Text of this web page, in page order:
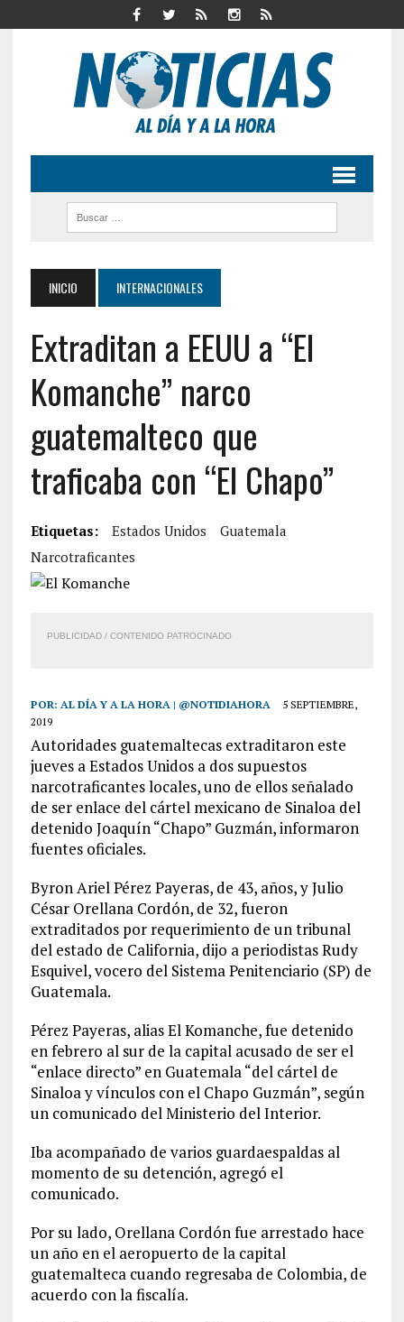
INICIO INTERNACIONALES
Extraditan a EEUU a “El
Komanche” narco
guatemalteco que
traficaba con “El Chapo”
Etiquetas: Estados Unidos
Guatemala
Narcotraficantes
PUBLICIDAD / CONTENIDO PATROCINADO
POR: AL DÍA Y A LA HORA | @NOTIDIAHORA
5 SEPTIEMBRE,
2019
Autoridades guatemaltecas extraditaron este
jueves a Estados Unidos a dos supuestos
narcotraficantes locales, uno de ellos señalado
de ser enlace del cártel mexicano de Sinaloa del
detenido Joaquín “Chapo” Guzmán, informaron
fuentes oficiales.
Byron Ariel Pérez Payeras, de 43, años, y Julio
César Orellana Cordón, de 32, fueron
extraditados por requerimiento de un tribunal
del estado de California, dijo a periodistas Rudy
Esquivel, vocero del Sistema Penitenciario (SP) de
Guatemala.
Pérez Payeras, alias El Komanche, fue detenido
en febrero al sur de la capital acusado de ser el
“enlace directo” en Guatemala “del cártel de
Sinaloa y vínculos con el Chapo Guzmán”, según
un comunicado del Ministerio del Interior.
Iba acompañado de varios guardaespaldas al
momento de su detención, agregó el
comunicado.
Por su lado, Orellana Cordón fue arrestado hace
un año en el aeropuerto de la capital
guatemalteca cuando regresaba de Colombia, de
acuerdo con la fiscalía.